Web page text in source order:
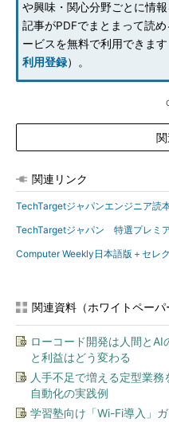
や興味・関心分野ごとに情
記事がPDFでまとまって読
ービスを無料で利用できます
利用登録）。
関連リンク
TechTargetジャパンエンジニア読
TechTargetジャパン 特選プレミ
Computer Weekly日本語版＋セレ
関連資料（ホワイトペーパ
ローコード開発は人間と
と利益はどう変わる
人手不足で増える定型業
自動化の実践例
学習塾向け「Wi-Fi導入」